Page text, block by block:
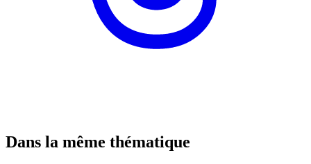
Dans la même thématique